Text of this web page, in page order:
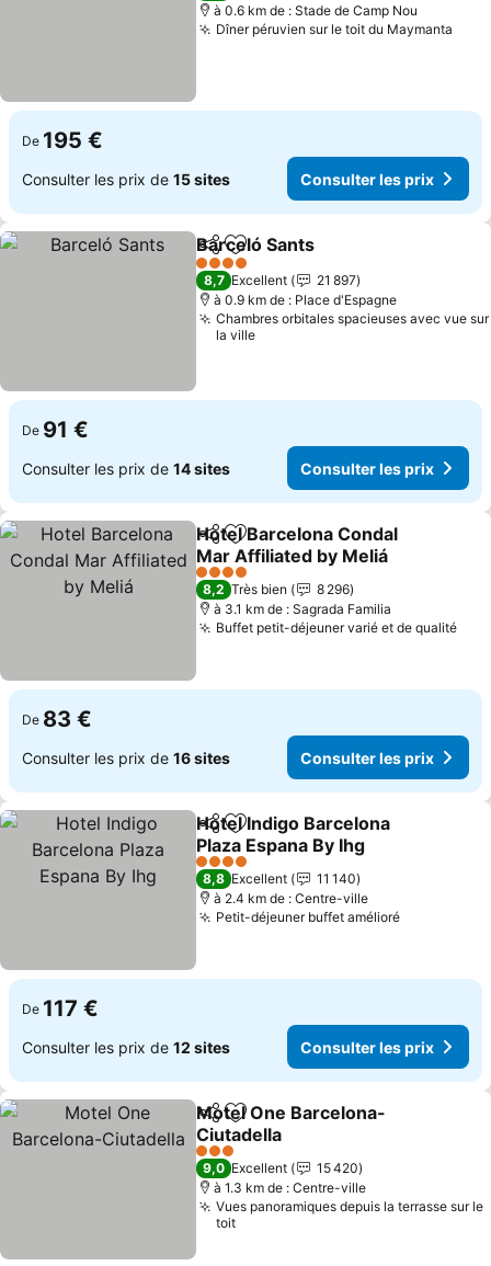
à 0.6 km de : Stade de Camp Nou
Dîner péruvien sur le toit du Maymanta
De 195 €
Consulter les prix de 15 sites Consulter les prix
PartagerAjouter à mes favoris
Barceló Sants
4 Étoiles
8,7 Excellent
21 897
à 0.9 km de : Place d'Espagne
Chambres orbitales spacieuses avec vue sur
la ville
De 91 €
Consulter les prix de 14 sites Consulter les prix
PartagerAjouter à mes favoris
Hotel Barcelona Condal
Mar Affiliated by Meliá
4 Étoiles
8,2 Très bien
8 296
à 3.1 km de : Sagrada Familia
Buffet petit-déjeuner varié et de qualité
De 83 €
Consulter les prix de 16 sites Consulter les prix
PartagerAjouter à mes favoris
Hotel Indigo Barcelona
Plaza Espana By Ihg
4 Étoiles
8,8 Excellent
11 140
à 2.4 km de : Centre-ville
Petit-déjeuner buffet amélioré
De 117 €
Consulter les prix de 12 sites Consulter les prix
PartagerAjouter à mes favoris
Motel One Barcelona-
Ciutadella
3 Étoiles
9,0 Excellent
15 420
à 1.3 km de : Centre-ville
Vues panoramiques depuis la terrasse sur le
toit